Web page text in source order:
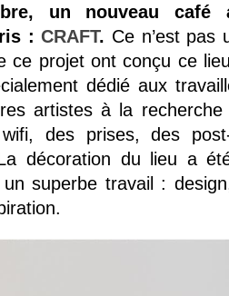
un nouveau
:CRAFT. Ce n’est pas
ce projet ont conçu ce
dédié aux
artistes à la recherche
des prises, des
décoration du lieu a
superbe travail :